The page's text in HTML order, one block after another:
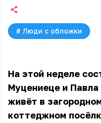
# Люди с обложки
На этой неделе
Муцениеце и Павла
живёт в
коттеджном